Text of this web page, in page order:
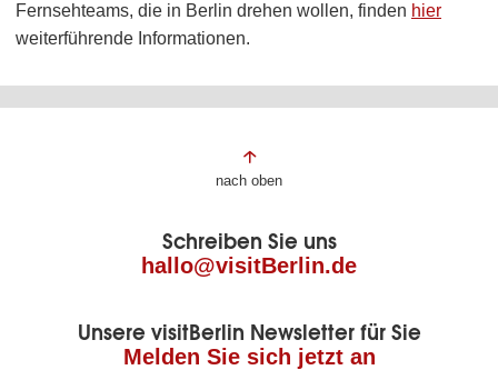
Fernsehteams, die in Berlin drehen wollen, finden hier
weiterführende Informationen.
Fußbereich
Seite
nach oben
Schreiben Sie uns
hallo@visitBerlin.de
Unsere visitBerlin Newsletter für Sie
Melden Sie sich jetzt an